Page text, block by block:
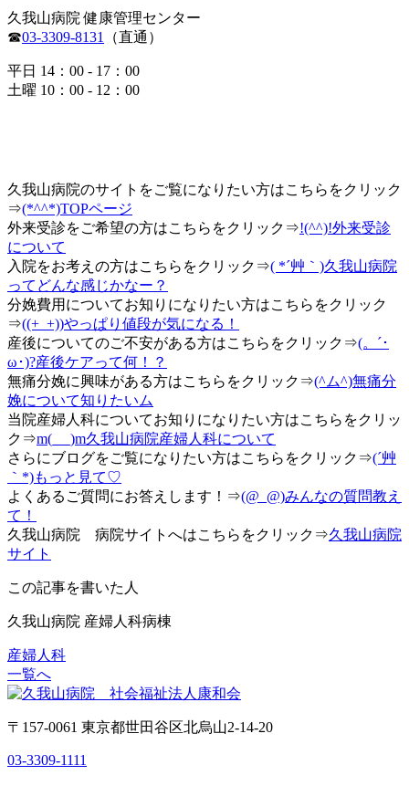
久我山病院 健康管理センター
☎03-3309-8131 （直通）
平日 14：00 - 17：00
土曜 10：00 - 12：00
久我山病院のサイトをご覧になりたい方はこちらをクリック
⇒(*^^*)TOPページ
外来受診をご希望の方はこちらをクリック⇒!(^^)!外来受診
について
入院をお考えの方はこちらをクリック⇒( *´艸｀)久我山病院
ってどんな感じかなー？
分娩費用についてお知りになりたい方はこちらをクリック
⇒((+_+))やっぱり値段が気になる！
産後についてのご不安がある方はこちらをクリック⇒(。´･
ω･)?産後ケアって何！？
無痛分娩に興味がある方はこちらをクリック⇒(^ム^)無痛分
娩について知りたいム
当院産婦人科についてお知りになりたい方はこちらをクリッ
ク⇒m(_ _)m久我山病院産婦人科について
さらにブログをご覧になりたい方はこちらをクリック⇒(´艸
｀*)もっと見て♡
よくあるご質問にお答えします！⇒(@_@)みんなの質問教え
て！
久我山病院 病院サイトへはこちらをクリック⇒久我山病院
サイト
この記事を書いた人
久我山病院 産婦人科病棟
産婦人科
一覧へ
〒157-0061 東京都世田谷区北烏山2-14-20
03-3309-1111